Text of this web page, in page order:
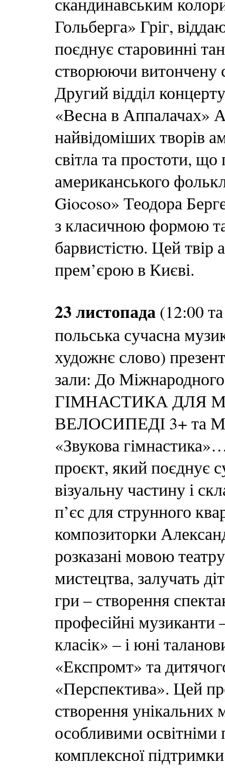
Гольберга» Гріг,
поєднує старовинні
створюючи витончену
Другий відділ
«Весна в Аппалачах»
найвідоміших творів
світла та простоти,
американського
Giocoso» Теодора
з класичною формою
барвистістю. Цей твір
прем’єрою в Києві.
23 листопада (12:00
польська сучасна
художнє слово)
зали: До
ГІМНАСТИКА ДЛЯ
ВЕЛОСИПЕДІ 3+ та
«Звукова
проєкт, який поєднує
візуальну частину і
п’єс для струнного
композиторки
розказані мовою
мистецтва, залучать
гри – створення
професійні
класік» – і юні
«Експромт» та
«Перспектива». Цей
створення унікальних
особливими
комплексної